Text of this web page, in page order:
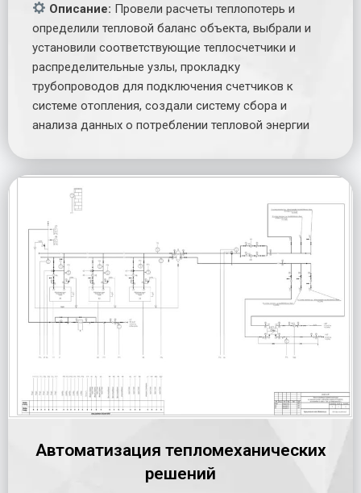
Описание: Провели расчеты теплопотерь и
определили тепловой баланс объекта, выбрали и
установили соответствующие теплосчетчики и
распределительные узлы, прокладку
трубопроводов для подключения счетчиков к
системе отопления, создали систему сбора и
анализа данных о потреблении тепловой энергии
Автоматизация тепломеханических
решений